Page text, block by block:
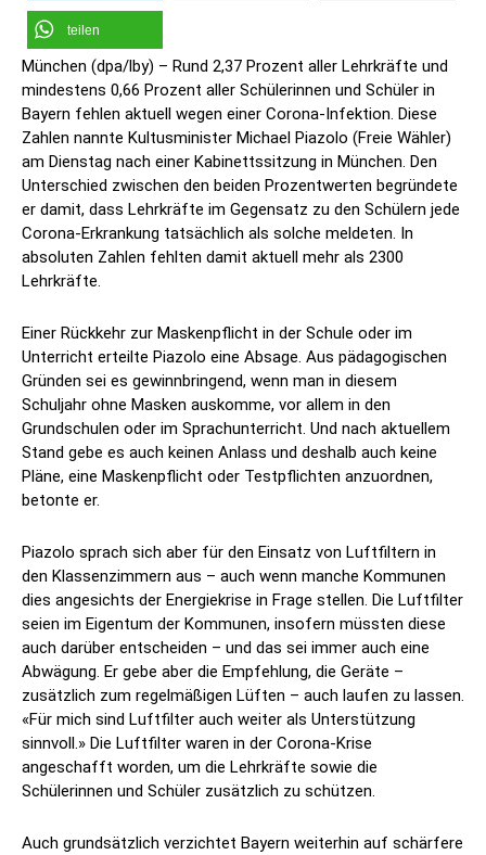
teilen
München (dpa/lby) – Rund 2,37 Prozent aller Lehrkräfte und
mindestens 0,66 Prozent aller Schülerinnen und Schüler in
Bayern fehlen aktuell wegen einer Corona-Infektion. Diese
Zahlen nannte Kultusminister Michael Piazolo (Freie Wähler)
am Dienstag nach einer Kabinettssitzung in München. Den
Unterschied zwischen den beiden Prozentwerten begründete
er damit, dass Lehrkräfte im Gegensatz zu den Schülern jede
Corona-Erkrankung tatsächlich als solche meldeten. In
absoluten Zahlen fehlten damit aktuell mehr als 2300
Lehrkräfte.
Einer Rückkehr zur Maskenpflicht in der Schule oder im
Unterricht erteilte Piazolo eine Absage. Aus pädagogischen
Gründen sei es gewinnbringend, wenn man in diesem
Schuljahr ohne Masken auskomme, vor allem in den
Grundschulen oder im Sprachunterricht. Und nach aktuellem
Stand gebe es auch keinen Anlass und deshalb auch keine
Pläne, eine Maskenpflicht oder Testpflichten anzuordnen,
betonte er.
Piazolo sprach sich aber für den Einsatz von Luftfiltern in
den Klassenzimmern aus – auch wenn manche Kommunen
dies angesichts der Energiekrise in Frage stellen. Die Luftfilter
seien im Eigentum der Kommunen, insofern müssten diese
auch darüber entscheiden – und das sei immer auch eine
Abwägung. Er gebe aber die Empfehlung, die Geräte –
zusätzlich zum regelmäßigen Lüften – auch laufen zu lassen.
«Für mich sind Luftfilter auch weiter als Unterstützung
sinnvoll.» Die Luftfilter waren in der Corona-Krise
angeschafft worden, um die Lehrkräfte sowie die
Schülerinnen und Schüler zusätzlich zu schützen.
Auch grundsätzlich verzichtet Bayern weiterhin auf schärfere